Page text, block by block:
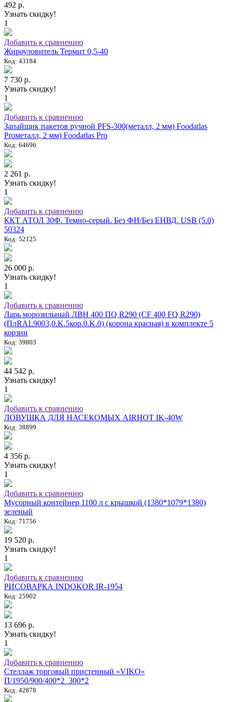
492 р.
Узнать скидку!
1
Добавить к сравнению
Жироуловитель Термит 0,5-40
Код: 43184
7 730 р.
Узнать скидку!
1
Добавить к сравнению
Запайщик пакетов ручной PFS-300(металл, 2 мм) Foodatlas
Proметалл, 2 мм) Foodatlas Pro
Код: 64696
2 261 р.
Узнать скидку!
1
Добавить к сравнению
ККТ АТОЛ 30Ф. Темно-серый. Без ФН/Без ЕНВД. USB (5.0)
50324
Код: 52125
26 000 р.
Узнать скидку!
1
Добавить к сравнению
Ларь морозильный ЛВН 400 ПQ R290 (СF 400 FQ R290)
(ПлRAL9003,0.K.5кор.0.K.0) (корона красная) в комплекте 5
корзин
Код: 39803
44 542 р.
Узнать скидку!
1
Добавить к сравнению
ЛОВУШКА ДЛЯ НАСЕКОМЫХ AIRHOT IK-40W
Код: 38899
4 356 р.
Узнать скидку!
1
Добавить к сравнению
Мусорный контейнер 1100 л с крышкой (1380*1079*1380)
зеленый
Код: 71756
19 520 р.
Узнать скидку!
1
Добавить к сравнению
РИСОВАРКА INDOKOR IR-1954
Код: 25902
13 696 р.
Узнать скидку!
1
Добавить к сравнению
Стеллаж торговый пристенный «VIKO»
П/1950/900/400*2_300*2
Код: 42878